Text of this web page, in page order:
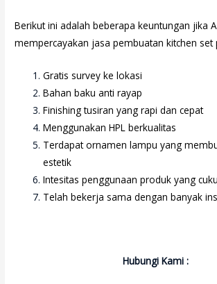
Berikut ini adalah beberapa keuntungan jika
mempercayakan jasa pembuatan kitchen set
Gratis survey ke lokasi
Bahan baku anti rayap
Finishing tusiran yang rapi dan cepat
Menggunakan HPL berkualitas
Terdapat ornamen lampu yang
estetik
Intesitas penggunaan produk yang
Telah bekerja sama dengan banyak
Hubungi Kami :